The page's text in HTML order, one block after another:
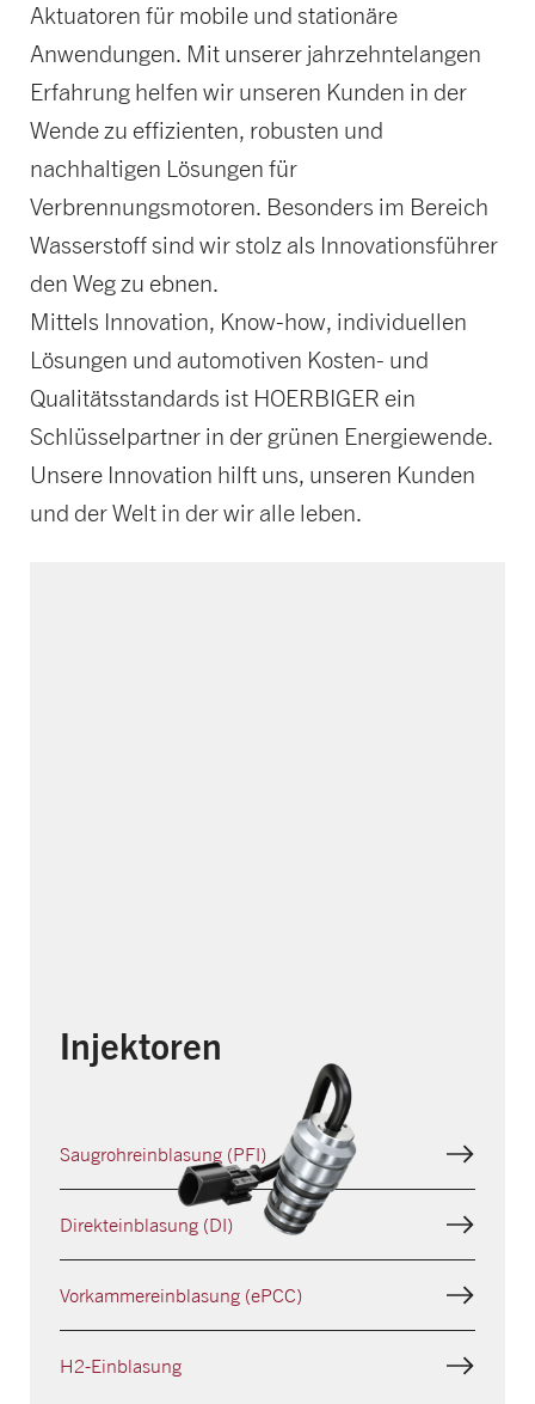
Aktuatoren für mobile und stationäre
Anwendungen. Mit unserer jahrzehntelangen
Erfahrung helfen wir unseren Kunden in der
Wende zu effizienten, robusten und
nachhaltigen Lösungen für
Verbrennungsmotoren. Besonders im Bereich
Wasserstoff sind wir stolz als Innovationsführer
den Weg zu ebnen.
Mittels Innovation, Know-how, individuellen
Lösungen und automotiven Kosten- und
Qualitätsstandards ist HOERBIGER ein
Schlüsselpartner in der grünen Energiewende.
Unsere Innovation hilft uns, unseren Kunden
und der Welt in der wir alle leben.
Injektoren
Saugrohr­einblasung (PFI)
Direkt­einblasung (DI)
Vorkammer­einblasung (ePCC)
H2-Einblasung